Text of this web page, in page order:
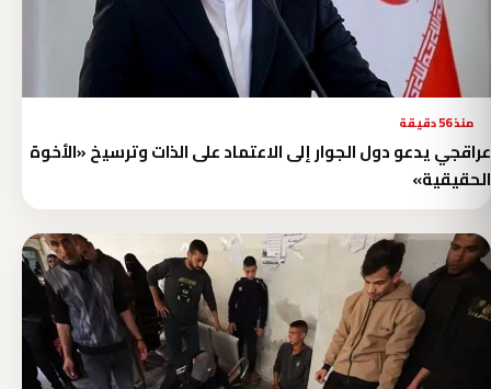
منذ 56 دقيقة
عراقجي يدعو دول الجوار إلى الاعتماد على الذات وترسيخ «الأخوة
الحقيقية»